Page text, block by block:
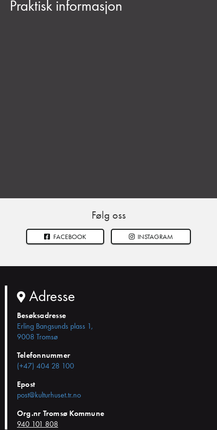
Praktisk informasjon
Følg oss
FACEBOOK INSTAGRAM
Adresse
Besøksadresse
Erling Bangsunds plass 1,
9008 Tromsø
Telefonnummer
(+47) 404 28 100
Epost
post@kulturhuset.tr.no
Org.nr Tromsø Kommune
940 101 808